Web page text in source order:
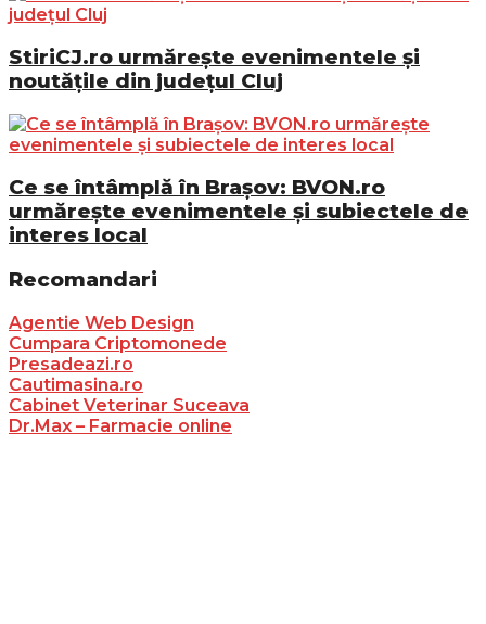
StiriCJ.ro urmărește evenimentele și
noutățile din județul Cluj
Ce se întâmplă în Brașov: BVON.ro
urmărește evenimentele și subiectele de
interes local
Recomandari
Agentie Web Design
Cumpara Criptomonede
Presadeazi.ro
Cautimasina.ro
Cabinet Veterinar Suceava
Dr.Max – Farmacie online